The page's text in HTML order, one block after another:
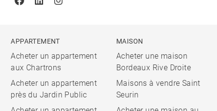
FacebookLinkedinInstagram
APPARTEMENT
Acheter un appartement
aux Chartrons
Acheter un appartement
près du Jardin Public
MAISON
Acheter une maison
Bordeaux Rive Droite
Maisons à vendre Saint
Seurin